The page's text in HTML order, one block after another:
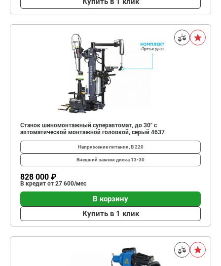
Станок шиномонтажный суперавтомат, до 30" с
автоматической монтажной головкой, серый 4637
Напряжение питания, В220
Внешний зажим диска13-30
828 000 ₽
В кредит от 27 600/мес
В корзину
Купить в 1 клик